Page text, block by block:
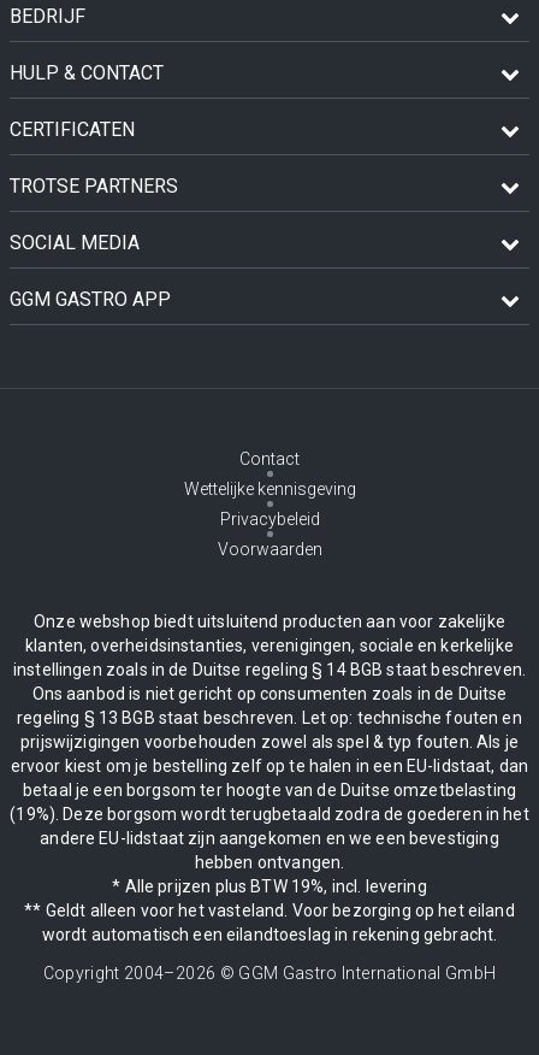
BEDRIJF
HULP & CONTACT
CERTIFICATEN
TROTSE PARTNERS
SOCIAL MEDIA
GGM GASTRO APP
Contact
Wettelijke kennisgeving
Privacybeleid
Voorwaarden
Onze webshop biedt uitsluitend producten aan voor zakelijke
klanten, overheidsinstanties, verenigingen, sociale en kerkelijke
instellingen zoals in de Duitse regeling § 14 BGB staat beschreven.
Ons aanbod is niet gericht op consumenten zoals in de Duitse
regeling § 13 BGB staat beschreven. Let op: technische fouten en
prijswijzigingen voorbehouden zowel als spel & typ fouten. Als je
ervoor kiest om je bestelling zelf op te halen in een EU-lidstaat, dan
betaal je een borgsom ter hoogte van de Duitse omzetbelasting
(19%). Deze borgsom wordt terugbetaald zodra de goederen in het
andere EU-lidstaat zijn aangekomen en we een bevestiging
hebben ontvangen.
* Alle prijzen plus BTW 19%, incl. levering
** Geldt alleen voor het vasteland. Voor bezorging op het eiland
wordt automatisch een eilandtoeslag in rekening gebracht.
Copyright 2004–2026 © GGM Gastro International GmbH